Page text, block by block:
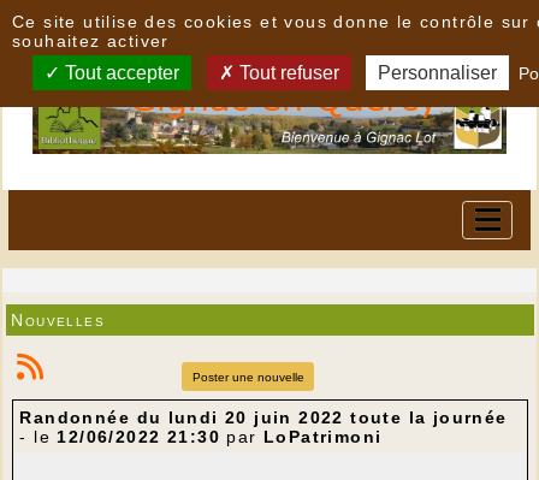
Nouvelles
Poster une nouvelle
Randonnée du lundi 20 juin 2022 toute la journée
- le12/06/2022 21:30 par LoPatrimoni
Ce site utilise des cookies et vous donne le contrôle sur
souhaitez activer
Tout accepter Tout refuser Personnaliser